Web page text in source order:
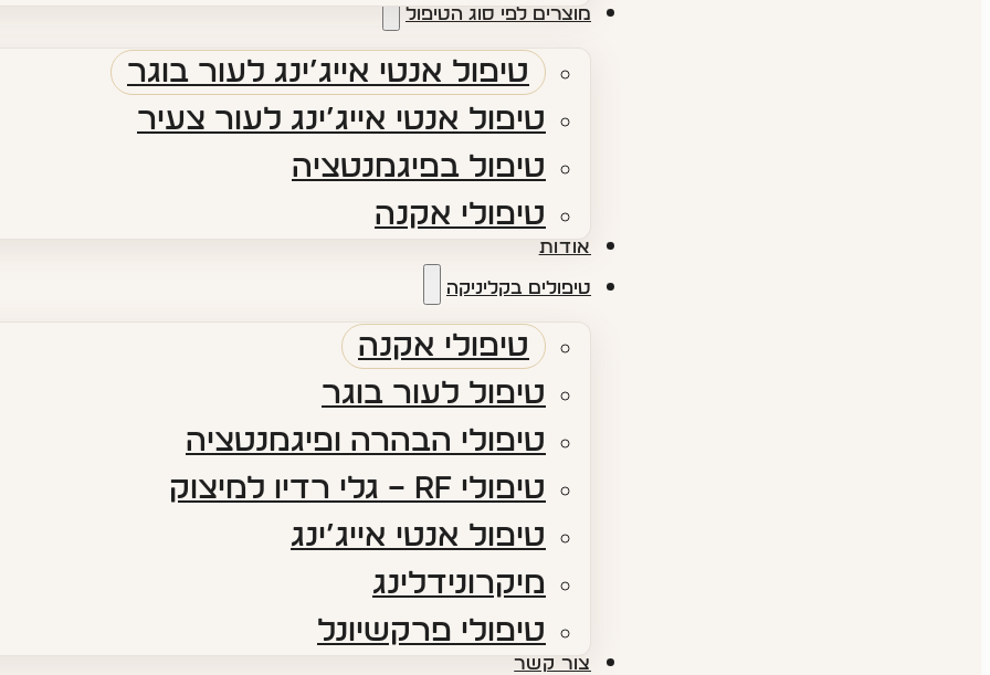
מוצרים לפי סוג הטיפול
טיפול אנטי אייג’ינג לעור בוגר
טיפול אנטי אייג’ינג לעור צעיר
טיפול בפיגמנטציה
טיפולי אקנה
אודות​
טיפולים בקליניקה
טיפולי אקנה
טיפול לעור בוגר
טיפולי הבהרה ופיגמנטציה​
טיפולי RF​ – גלי רדיו למיצוק
טיפול אנטי אייג’ינג​
מיקרונידלינג
טיפולי פרקשיונל​
צור קשר